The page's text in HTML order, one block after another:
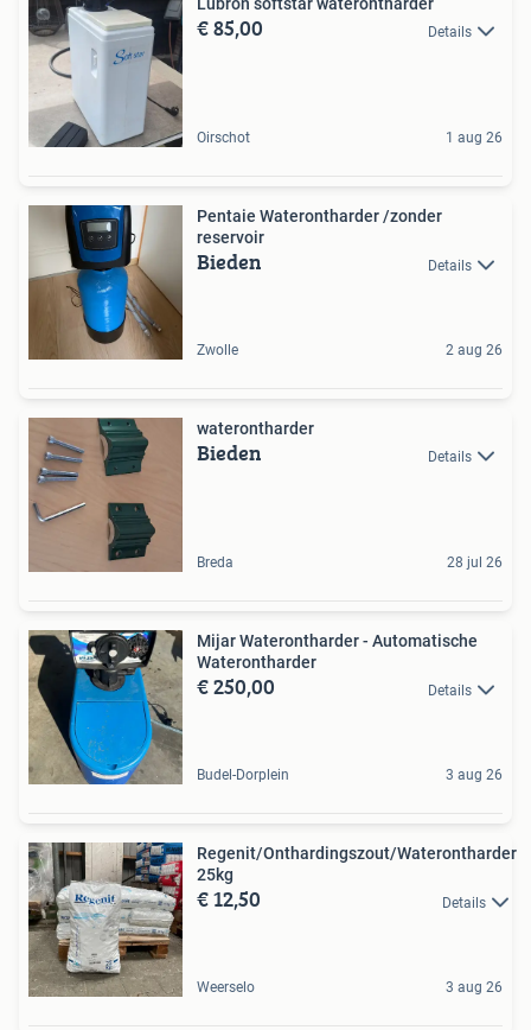
Lubron softstar waterontharder
€ 85,00 Details
Oirschot 1 aug 26
Pentaie Waterontharder /zonder
reservoir
Bieden Details
Zwolle 2 aug 26
waterontharder
Bieden Details
Breda 28 jul 26
Mijar Waterontharder - Automatische
Waterontharder
€ 250,00 Details
Budel-Dorplein 3 aug 26
Regenit/Onthardingszout/Waterontharder
25kg
€ 12,50 Details
Weerselo 3 aug 26